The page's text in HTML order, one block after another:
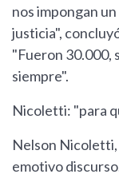
nos impongan
justicia",
"Fueron 30.000,
siempre".
Nicoletti: "para
Nelson
emotivo